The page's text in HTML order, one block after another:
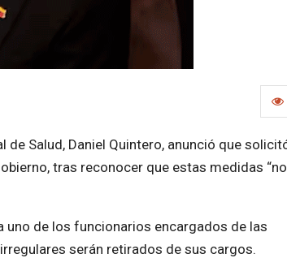
de Salud, Daniel Quintero, anunció que
tras reconocer que estas medidas “no
de los funcionarios encargados de las
serán retirados de sus cargos.